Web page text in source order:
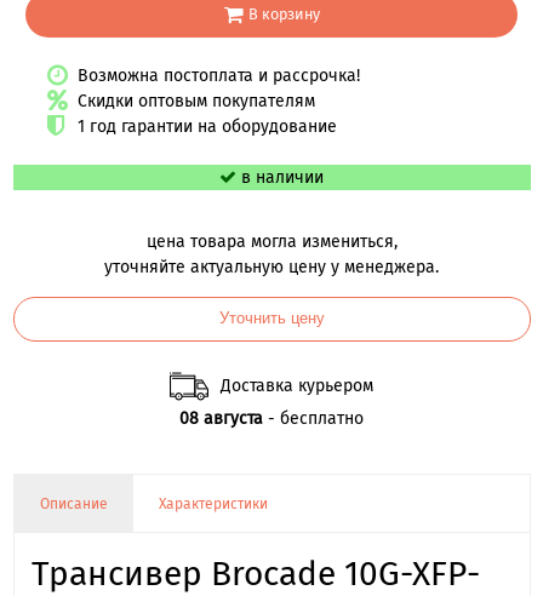
В корзину
Возможна постоплата и рассрочка!
Скидки оптовым покупателям
1 год гарантии на оборудование
в наличии
цена товара могла измениться,
уточняйте актуальную цену у менеджера.
Уточнить цену
Доставка курьером
08 августа - бесплатно
Описание Характеристики
Трансивер Brocade 10G-XFP-